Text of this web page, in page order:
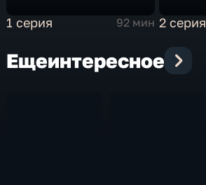
1 серия 92 мин 2 серия
Ещеинтересное